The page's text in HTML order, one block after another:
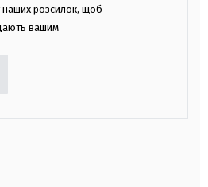
наших розсилок, щоб
вашим